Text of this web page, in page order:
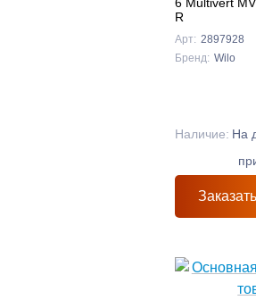
R
Арт: 2897928
Бренд: Wilo
Наличие: На
Заказать